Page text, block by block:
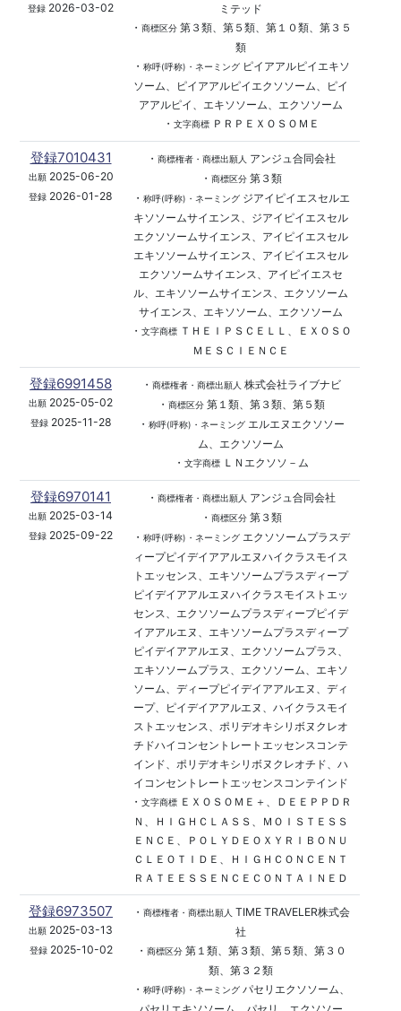
登録 2026-03-02
ミテッド
・ 商標区分第３類、第５類、第１０類、第３５
類
・ 称呼(呼称)・ネーミングピイアアルピイエキソ
ソーム、ピイアアルピイエクソソーム、ピイ
アアルピイ、エキソソーム、エクソソーム
・ 文字商標ＰＲＰＥＸＯＳＯＭＥ
登録7010431
出願2025-06-20
登録 2026-01-28
・ 商標権者・商標出願人
アンジュ合同会社
・ 商標区分第３類
・ 称呼(呼称)・ネーミングジアイピイエスセルエ
キソソームサイエンス、ジアイピイエスセル
エクソソームサイエンス、アイピイエスセル
エキソソームサイエンス、アイピイエスセル
エクソソームサイエンス、アイピイエスセ
ル、エキソソームサイエンス、エクソソーム
サイエンス、エキソソーム、エクソソーム
・ 文字商標ＴＨＥＩＰＳＣＥＬＬ、ＥＸＯＳＯ
ＭＥＳＣＩＥＮＣＥ
登録6991458
出願 2025-05-02
登録2025-11-28
・ 商標権者・商標出願人 株式会社ライブナビ
・ 商標区分第１類、第３類、第５類
・ 称呼(呼称)・ネーミングエルエヌエクソソー
ム、エクソソーム
・ 文字商標ＬＮエクソソ－ム
登録6970141
出願 2025-03-14
登録 2025-09-22
・ 商標権者・商標出願人
アンジュ合同会社
・ 商標区分第３類
・ 称呼(呼称)・ネーミングエクソソームプラスデ
ィープピイデイアアルエヌハイクラスモイス
トエッセンス、エキソソームプラスディープ
ピイデイアアルエヌハイクラスモイストエッ
センス、エクソソームプラスディープピイデ
イアアルエヌ、エキソソームプラスディープ
ピイデイアアルエヌ、エクソソームプラス、
エキソソームプラス、エクソソーム、エキソ
ソーム、ディープピイデイアアルエヌ、ディ
ープ、ピイデイアアルエヌ、ハイクラスモイ
ストエッセンス、ポリデオキシリボヌクレオ
チドハイコンセントレートエッセンスコンテ
インド、ポリデオキシリボヌクレオチド、ハ
イコンセントレートエッセンスコンテインド
・ 文字商標ＥＸＯＳＯＭＥ＋、ＤＥＥＰＰＤＲ
Ｎ、ＨＩＧＨＣＬＡＳＳ、ＭＯＩＳＴＥＳＳ
ＥＮＣＥ、ＰＯＬＹＤＥＯＸＹＲＩＢＯＮＵ
ＣＬＥＯＴＩＤＥ、ＨＩＧＨＣＯＮＣＥＮＴ
ＲＡＴＥＥＳＳＥＮＣＥＣＯＮＴＡＩＮＥＤ
登録6973507
出願 2025-03-13
登録2025-10-02
・ 商標権者・商標出願人 TIME TRAVELER株式会
社
・ 商標区分第１類、第３類、第５類、第３０
類、第３２類
・ 称呼(呼称)・ネーミングパセリエクソソーム、